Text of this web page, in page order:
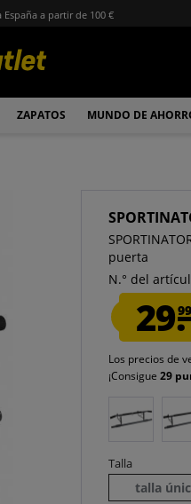
España a partir de 100 €
ZAPATOS MUNDO DE
puerta
N.° del
29.99
Los precios de
¡Consigue29
Talla
talla